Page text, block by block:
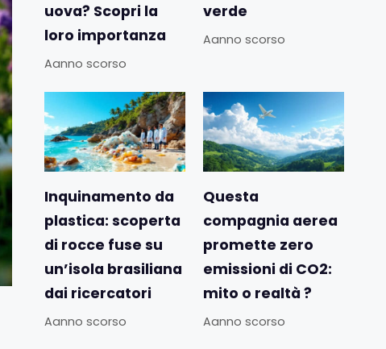
uova? Scopri la
loro importanza
Aanno scorso
verde
Aanno scorso
Inquinamento da
plastica: scoperta
di rocce fuse su
un’isola brasiliana
dai ricercatori
Aanno scorso
Questa
compagnia aerea
promette zero
emissioni di CO2:
mito o realtà ?
Aanno scorso